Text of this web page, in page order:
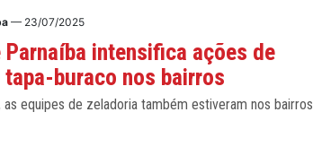
— 23/07/2025
Parnaíba intensifica ações de
buraco nos bairros
as equipes de zeladoria também estiveram nos bairros